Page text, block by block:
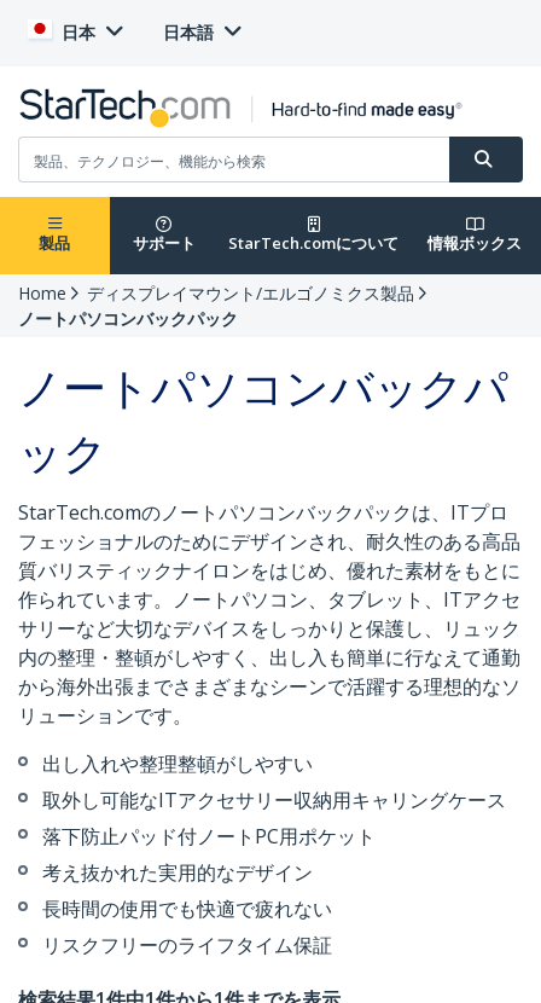
日本 日本語
製品 サポート StarTech.comについて 情報ボックス
Home
ディスプレイマウント/エルゴノミクス製品
ノートパソコンバックパック
ノートパソコンバックパ
ック
StarTech.comのノートパソコンバックパックは、ITプロ
フェッショナルのためにデザインされ、耐久性のある高品
質バリスティックナイロンをはじめ、優れた素材をもとに
作られています。ノートパソコン、タブレット、ITアクセ
サリーなど大切なデバイスをしっかりと保護し、リュック
内の整理・整頓がしやすく、出し入も簡単に行なえて通勤
から海外出張までさまざまなシーンで活躍する理想的なソ
リューションです。
出し入れや整理整頓がしやすい
取外し可能なITアクセサリー収納用キャリングケース
落下防止パッド付ノートPC用ポケット
考え抜かれた実用的なデザイン
長時間の使用でも快適で疲れない
リスクフリーのライフタイム保証